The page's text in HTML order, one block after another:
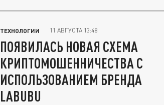
ТЕХНОЛОГИИ 11 АВГУСТА 13:48
ПОЯВИЛАСЬ НОВАЯ СХЕМА
КРИПТОМОШЕННИЧЕСТВА С
ИСПОЛЬЗОВАНИЕМ БРЕНДА
LABUBU